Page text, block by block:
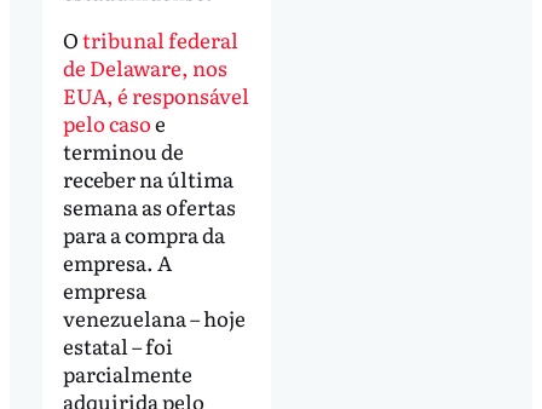
Otribunal federal
de Delaware, nos
EUA, é responsável
pelo casoe
terminou de
receber na última
semana as ofertas
para a compra da
empresa. A
empresa
venezuelana – hoje
estatal – foi
parcialmente
adquirida pelo